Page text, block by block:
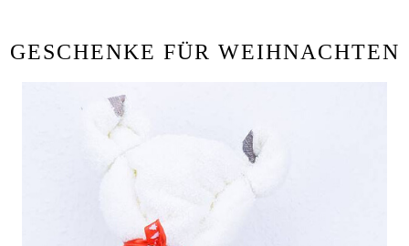
GESCHENKE FÜR WEIHNACHTEN